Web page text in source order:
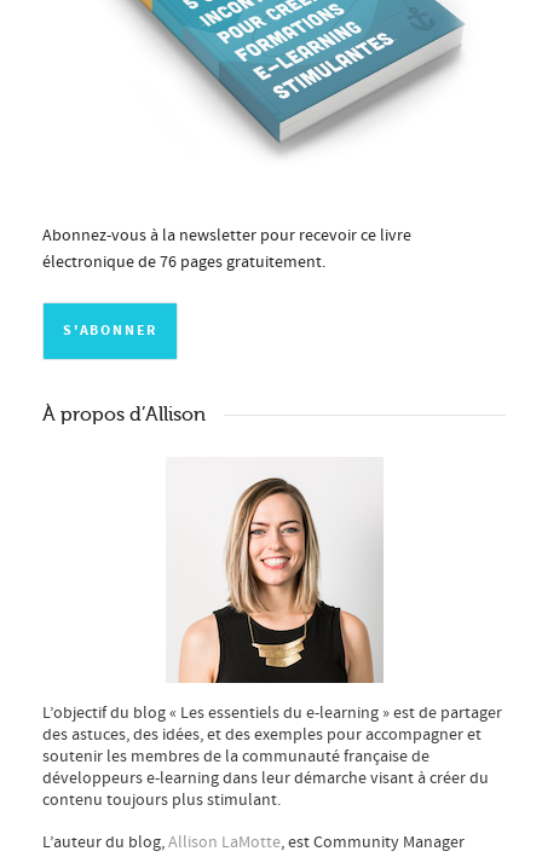
Abonnez-vous à la newsletter pour recevoir ce livre
électronique de 76 pages gratuitement.
À propos d’Allison
L’objectif du blog « Les essentiels du e-learning » est de partager
des astuces, des idées, et des exemples pour accompagner et
soutenir les membres de la communauté française de
développeurs e-learning dans leur démarche visant à créer du
contenu toujours plus stimulant.
L’auteur du blog,Allison LaMotte, est Community Manager